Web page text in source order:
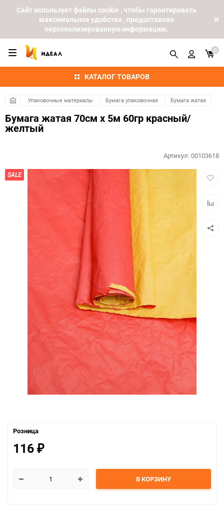
Cайт использует файлы cookie , чтобы гарантировать
максимальное удобство , предоставляя
персонализированную информацию.
КАТАЛОГ ТОВАРОВ
0
Упаковочные материалы Бумага упаковочная Бумага жатая
Бумага жатая 70см х 5м 60гр красный/
желтый
SALE
Артикул:00103618
Розница
116 ₽
В КОРЗИНУ